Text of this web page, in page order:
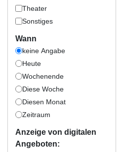
Theater
Sonstiges
Wann
keine Angabe
Heute
Wochenende
Diese Woche
Diesen Monat
Zeitraum
Anzeige von digitalen
Angeboten: